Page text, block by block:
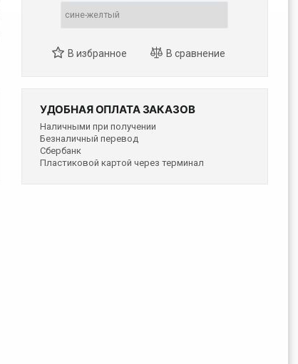
УДОБНАЯ ОПЛАТА ЗАКАЗОВ
Наличными при получении
Безналичный перевод
Сбербанк
Пластиковой картой через терминал